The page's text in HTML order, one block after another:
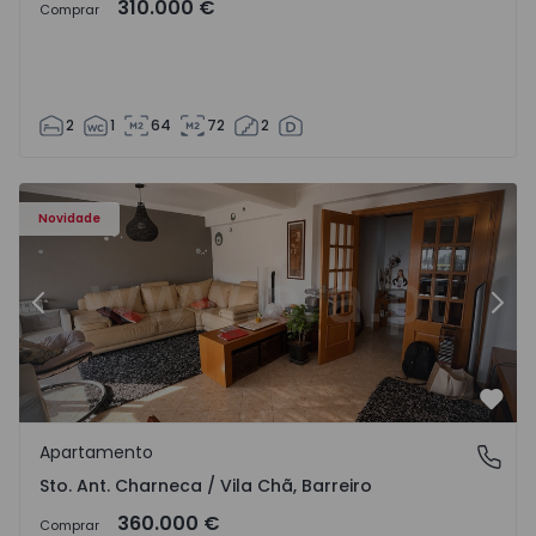
Comprar 310.000 €
2 1 64 72 2
Novidade
- 1573477 - 14
Apartamento T3 Barreiro, Sto. Ant. Charneca / Vila Chã -
Anterior
Sto. Ant. Charneca / Vila Chã, Barreiro
Apartamento
Sto. Ant. Charneca / Vila Chã, Barreiro
Comprar 360.000 €